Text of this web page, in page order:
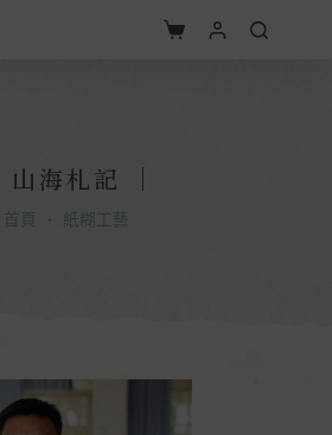
山海札記 ｜
首頁 ・ 紙糊工藝